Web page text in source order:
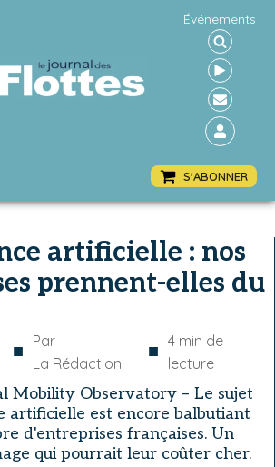
Événements
S'ABONNER
artificielle : nos
prennent-elles du
■ Par
La Rédaction
■ 4 min de
lecture
Mobility Observatory – Le sujet
artificielle est encore balbutiant
d'entreprises françaises. Un
qui pourrait leur coûter cher.